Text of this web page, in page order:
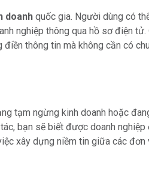
doanh quốc gia. Người dùng có
nghiệp thông qua hồ sơ điện tử.
thông tin mà không cần có
tạm ngừng kinh doanh hoặc
bạn sẽ biết được doanh nghiệp
xây dựng niềm tin giữa các đơn